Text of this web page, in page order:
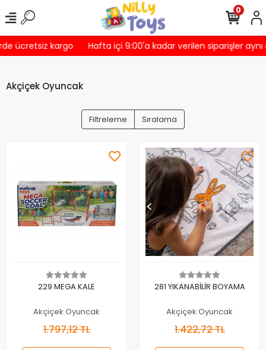
ücretsiz kargo Hafta içi 9:00'a kadar verilen siparişler aynı
0
Akçiçek Oyuncak
Filtreleme Sıralama
Sepete Ekle
229 MEGA KALE
Akçiçek Oyuncak
1.797,12 TL
Sepete Ekle
281 YIKANABİLİR BOYAMA
Akçiçek Oyuncak
1.422,72 TL